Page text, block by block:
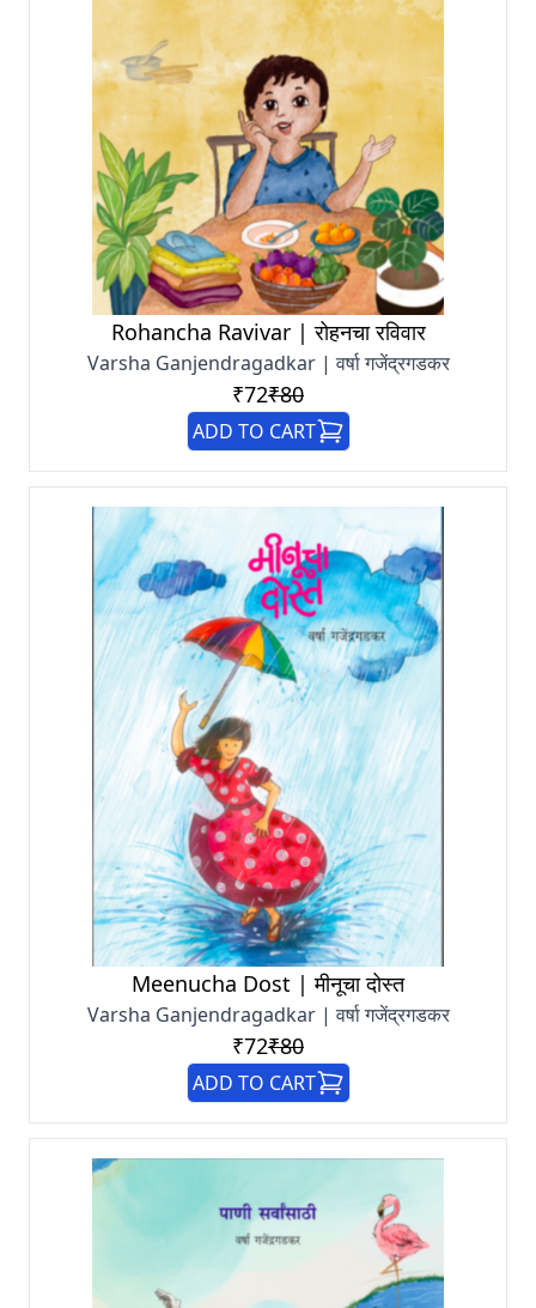
Rohancha Ravivar | रोहनचा रविवार
Varsha Ganjendragadkar | वर्षा गजेंद्रगडकर
₹72₹80
ADD TO CART
Meenucha Dost | मीनूचा दोस्त
Varsha Ganjendragadkar | वर्षा गजेंद्रगडकर
₹72₹80
ADD TO CART